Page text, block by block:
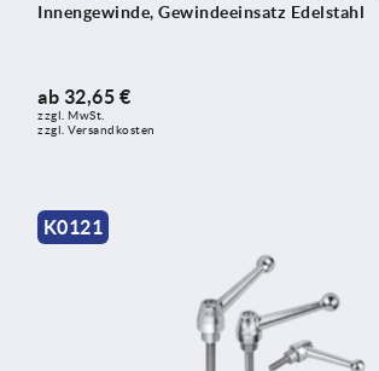
Innengewinde, Gewindeeinsatz Edelstahl
ab 32,65 €
zzgl. MwSt.
zzgl. Versandkosten
K0121